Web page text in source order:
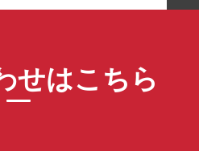
せはこちら